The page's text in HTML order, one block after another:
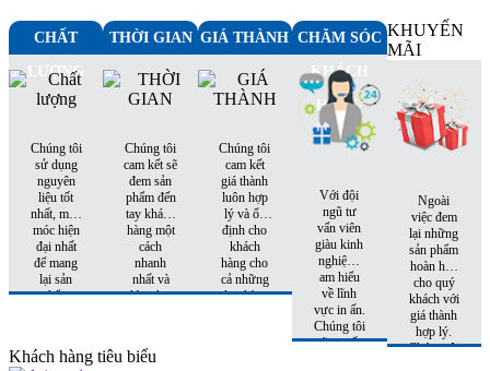
CHẤT
LƯỢNG
Chúng tôi
sử dụng
nguyên
liệu tốt
nhất, máy
móc hiện
đại nhất
để mang
lại sản
phẩm
hàng
THỜI GIAN
Chúng tôi
cam kết sẽ
đem sản
phẩm đến
tay khách
hàng một
cách
nhanh
nhất và
đúng hẹn
GIÁ THÀNH
Chúng tôi
cam kết
giá thành
luôn hợp
lý và ổn
định cho
khách
hàng cho
cả những
đơn hàng
CHĂM SÓC
KHÁCH
HÀNG
Với đội
ngũ tư
vấn viên
giàu kinh
nghiệm,
am hiểu
về lĩnh
vực in ấn.
Chúng tôi
sẽ tư vấn
KHUYẾN
MÃI
Ngoài
việc đem
lại những
sản phẩm
hoàn hảo
cho quý
khách với
giá thành
hợp lý.
Chúng tôi
Khách hàng tiêu biểu